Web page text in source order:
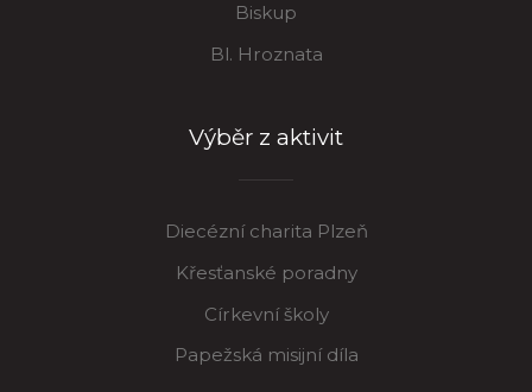
Biskup
Bl. Hroznata
Výběr z aktivit
Diecézní charita Plzeň
Křesťanské poradny
Církevní školy
Papežská misijní díla